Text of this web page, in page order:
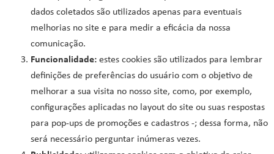
dados coletados são utilizados apenas para eventuais
melhorias no site e para medir a eficácia da nossa
comunicação.
Funcionalidade: estes cookies são utilizados para lembrar
definições de preferências do usuário com o objetivo de
melhorar a sua visita no nosso site, como, por exemplo,
configurações aplicadas no layout do site ou suas respostas
para pop-ups de promoções e cadastros -; dessa forma, não
será necessário perguntar inúmeras vezes.